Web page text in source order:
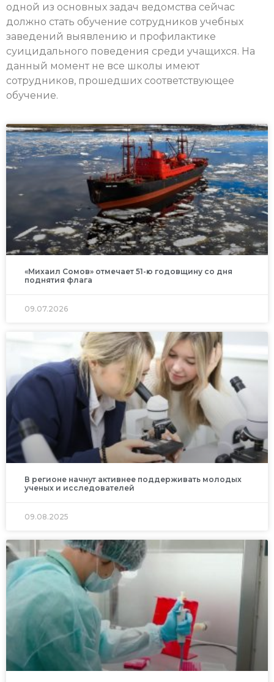
одной из основных задач ведомства сейчас
должно стать обучение сотрудников учебных
заведений выявлению и профилактике
суицидального поведения среди учащихся. На
данный момент не все школы имеют
сотрудников, прошедших соответствующее
обучение.
«Михаил Сомов» отмечает 51-ю годовщину со дня
поднятия флага
09.07.2026
В регионе начнут активнее поддерживать молодых
ученых и исследователей
09.08.2025